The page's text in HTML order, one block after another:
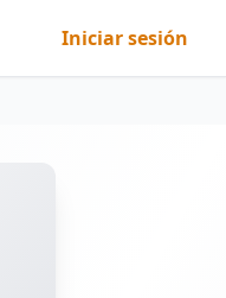
Iniciar sesión